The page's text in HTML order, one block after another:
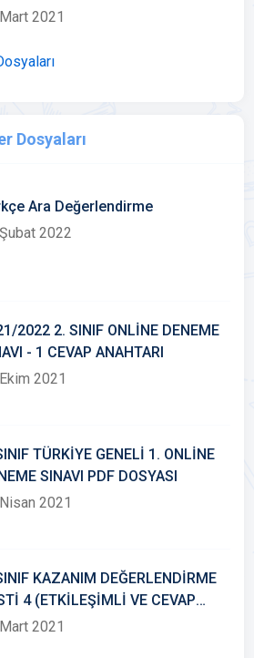
2021
Dosyaları
Ara Değerlendirme
2022
2022 2. SINIF ONLİNE DENEME
- 1 CEVAP ANAHTARI
2021
TÜRKİYE GENELİ 1. ONLİNE
SINAVI PDF DOSYASI
2021
KAZANIM DEĞERLENDİRME
4 (ETKİLEŞİMLİ VE CEVAP
2021